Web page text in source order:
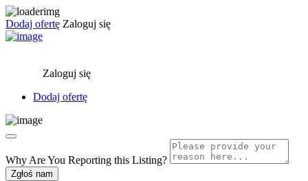
Dodaj ofertę Zaloguj się
Zaloguj się
Dodaj ofertę
Why Are You Reporting this Listing?
Zgłoś nam